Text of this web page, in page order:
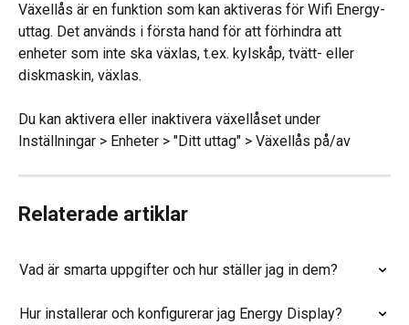
Växellås är en funktion som kan aktiveras för Wifi Energy-
uttag. Det används i första hand för att förhindra att
enheter som inte ska växlas, t.ex. kylskåp, tvätt- eller
diskmaskin, växlas.
Du kan aktivera eller inaktivera växellåset under
Inställningar > Enheter > "Ditt uttag" > Växellås på/av
Relaterade artiklar
Vad är smarta uppgifter och hur ställer jag in dem?
Hur installerar och konfigurerar jag Energy Display?